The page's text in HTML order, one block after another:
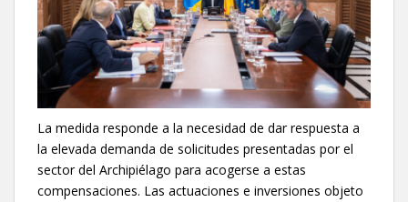
La medida responde a la necesidad de dar respuesta a
la elevada demanda de solicitudes presentadas por el
sector del Archipiélago para acogerse a estas
compensaciones. Las actuaciones e inversiones objeto